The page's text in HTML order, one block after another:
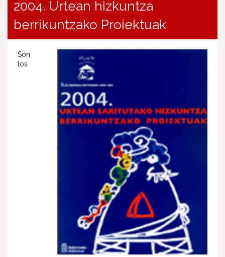
2004. Urtean hizkuntza
berrikuntzako Proiektuak
Son
los